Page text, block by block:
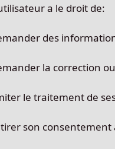
a le droit de:
des
la correction
le traitement de
son